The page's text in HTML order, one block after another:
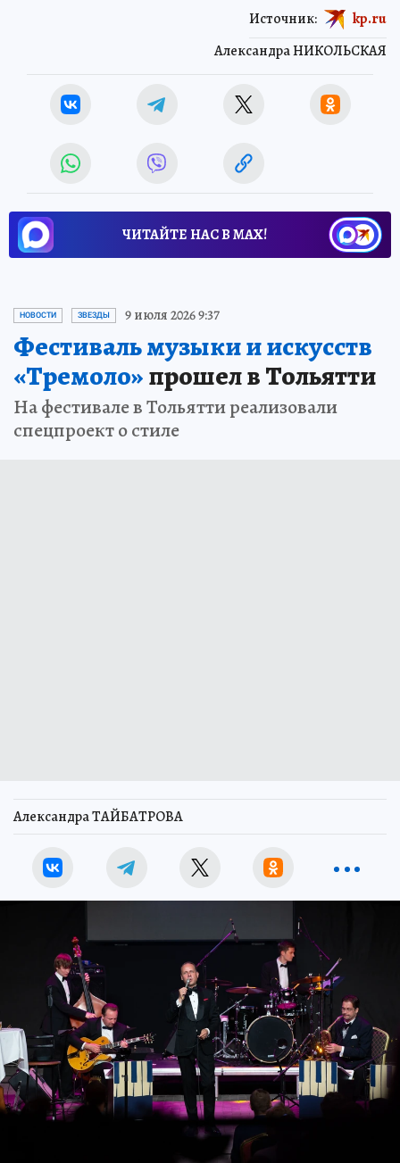
Александра НИКОЛЬСКАЯ
Источник: kp.ru
ЧИТАЙТЕ НАС В МАХ!
НОВОСТИ ЗВЕЗДЫ 9 июля 2026 9:37
Фестиваль музыки и искусств
«Тремоло»прошел в Тольятти
На фестивале в Тольятти реализовали
спецпроект о стиле
Александра ТАЙБАТРОВА